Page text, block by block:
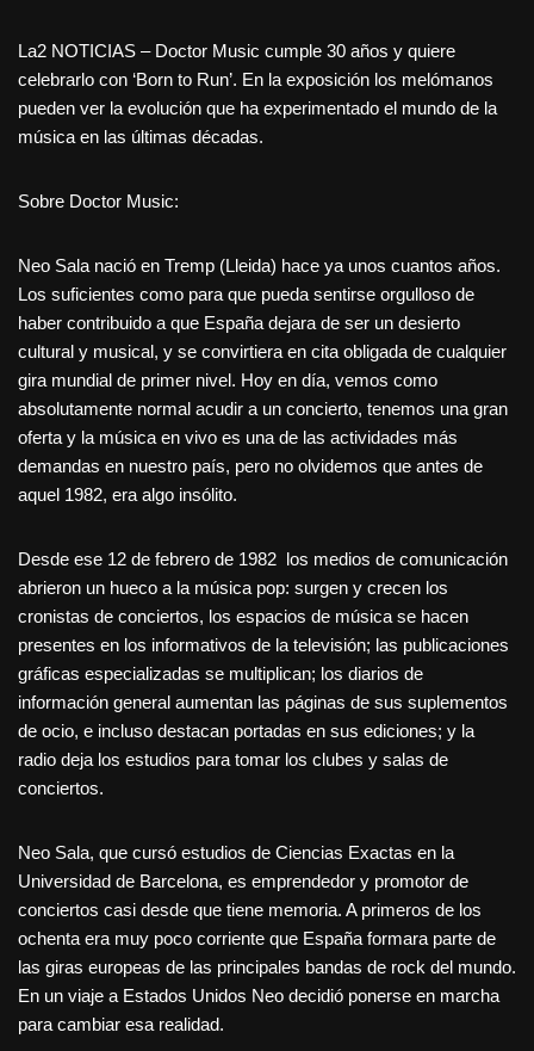
La2 NOTICIAS – Doctor Music cumple 30 años y quiere
celebrarlo con ‘Born to Run’. En la exposición los melómanos
pueden ver la evolución que ha experimentado el mundo de la
música en las últimas décadas.
Sobre Doctor Music:
Neo Sala nació en Tremp (Lleida) hace ya unos cuantos años.
Los suficientes como para que pueda sentirse orgulloso de
haber contribuido a que España dejara de ser un desierto
cultural y musical, y se convirtiera en cita obligada de cualquier
gira mundial de primer nivel. Hoy en día, vemos como
absolutamente normal acudir a un concierto, tenemos una gran
oferta y la música en vivo es una de las actividades más
demandas en nuestro país, pero no olvidemos que antes de
aquel 1982, era algo insólito.
Desde ese 12 de febrero de 1982 los medios de comunicación
abrieron un hueco a la música pop: surgen y crecen los
cronistas de conciertos, los espacios de música se hacen
presentes en los informativos de la televisión; las publicaciones
gráficas especializadas se multiplican; los diarios de
información general aumentan las páginas de sus suplementos
de ocio, e incluso destacan portadas en sus ediciones; y la
radio deja los estudios para tomar los clubes y salas de
conciertos.
Neo Sala, que cursó estudios de Ciencias Exactas en la
Universidad de Barcelona, es emprendedor y promotor de
conciertos casi desde que tiene memoria. A primeros de los
ochenta era muy poco corriente que España formara parte de
las giras europeas de las principales bandas de rock del mundo.
En un viaje a Estados Unidos Neo decidió ponerse en marcha
para cambiar esa realidad.